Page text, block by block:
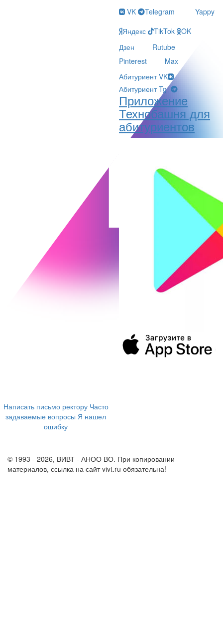
Написать письмо ректору Часто
задаваемые вопросы Я нашел
ошибку
VK Telegram
Yappy
Яндекс
TikTok
OK
Дзен
Rutube
Pinterest
Max
Абитуриент VK
Абитуриент Tg
Приложение
Технобашня для
абитуриентов
© 1993 - 2026, ВИВТ - АНОО ВО. При копировании
материалов, ссылка на сайт vivt.ru обязательна!